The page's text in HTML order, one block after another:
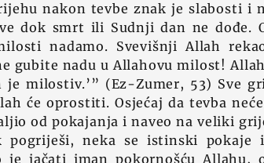
nakon tevbe znak je slabosti i
dok smrt ili Sudnji dan ne dođe.
nadamo. Svevišnji Allah
gubite nadu u Allahovu milost!
je milostiv.’” (Ez-Zumer, 53) Sve
će oprostiti. Osjećaj da tevba
od pokajanja i naveo na veliki
pogriješi, neka se istinski
je jačati iman pokornošću Allahu,